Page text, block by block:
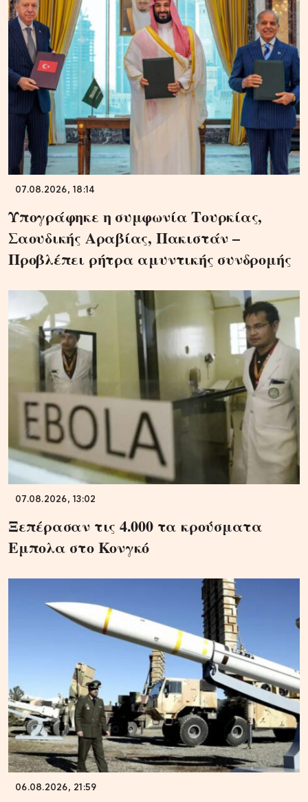
07.08.2026, 18:14
Υπογράφηκε η συμφωνία Τουρκίας,
Σαουδικής Αραβίας, Πακιστάν –
Προβλέπει ρήτρα αμυντικής συνδρομής
07.08.2026, 13:02
Ξεπέρασαν τις 4.000 τα κρούσματα
Εμπολα στο Κονγκό
06.08.2026, 21:59